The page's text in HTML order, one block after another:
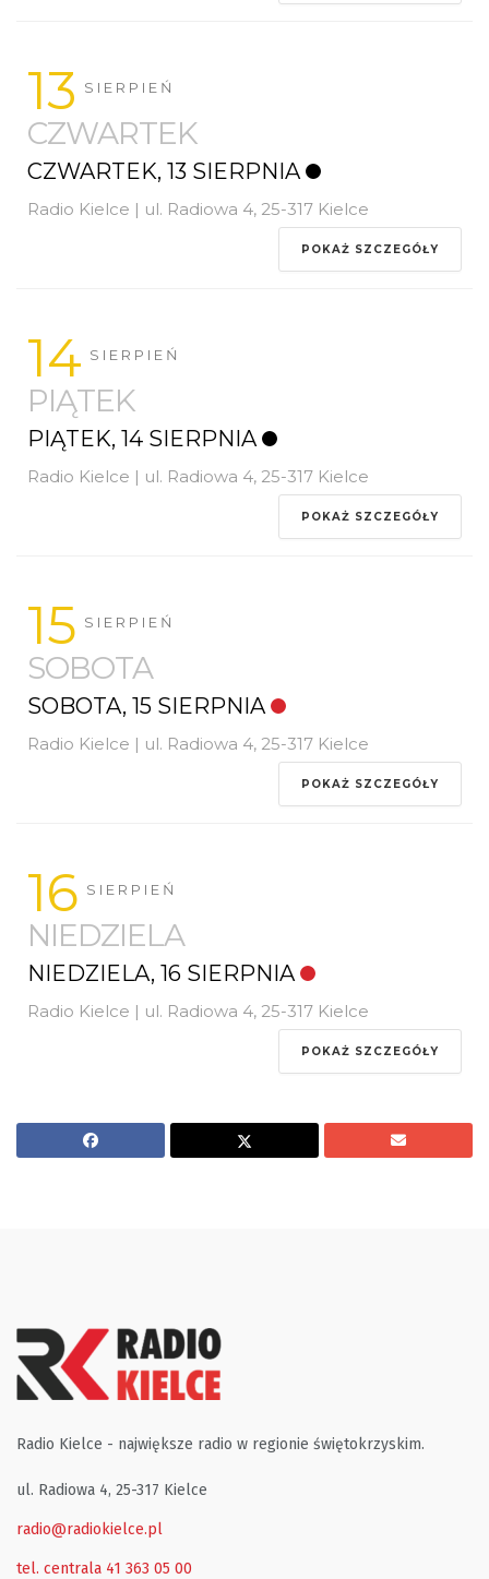
13 SIERPIEŃ
CZWARTEK
CZWARTEK, 13 SIERPNIA
Radio Kielce | ul. Radiowa 4, 25-317 Kielce
POKAŻ SZCZEGÓŁY
14 SIERPIEŃ
PIĄTEK
PIĄTEK, 14 SIERPNIA
Radio Kielce | ul. Radiowa 4, 25-317 Kielce
POKAŻ SZCZEGÓŁY
15 SIERPIEŃ
SOBOTA
SOBOTA, 15 SIERPNIA
Radio Kielce | ul. Radiowa 4, 25-317 Kielce
POKAŻ SZCZEGÓŁY
16 SIERPIEŃ
NIEDZIELA
NIEDZIELA, 16 SIERPNIA
Radio Kielce | ul. Radiowa 4, 25-317 Kielce
POKAŻ SZCZEGÓŁY
Radio Kielce - największe radio w regionie świętokrzyskim.
ul. Radiowa 4, 25-317 Kielce
radio@radiokielce.pl
tel. centrala 41 363 05 00